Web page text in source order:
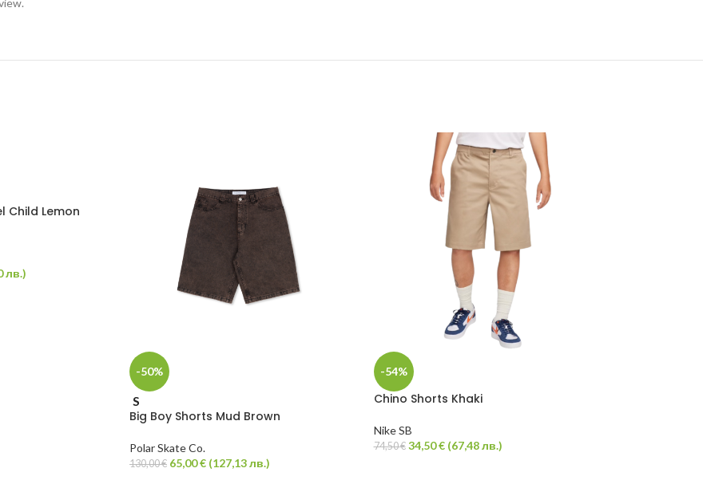
Child Lemon
лв.)
-50%
S
Big Boy Shorts Mud Brown
Polar Skate Co.
130,00€ 65,00€ (127,13лв.)
-54%
Chino Shorts Khaki
Nike SB
74,50€ 34,50€ (67,48лв.)